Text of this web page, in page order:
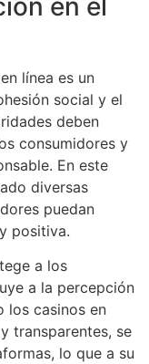
línea es un
social y el
deben
consumidores y
En este
diversas
puedan
positiva.
a los
a la percepción
los casinos en
transparentes, se
lo que a su